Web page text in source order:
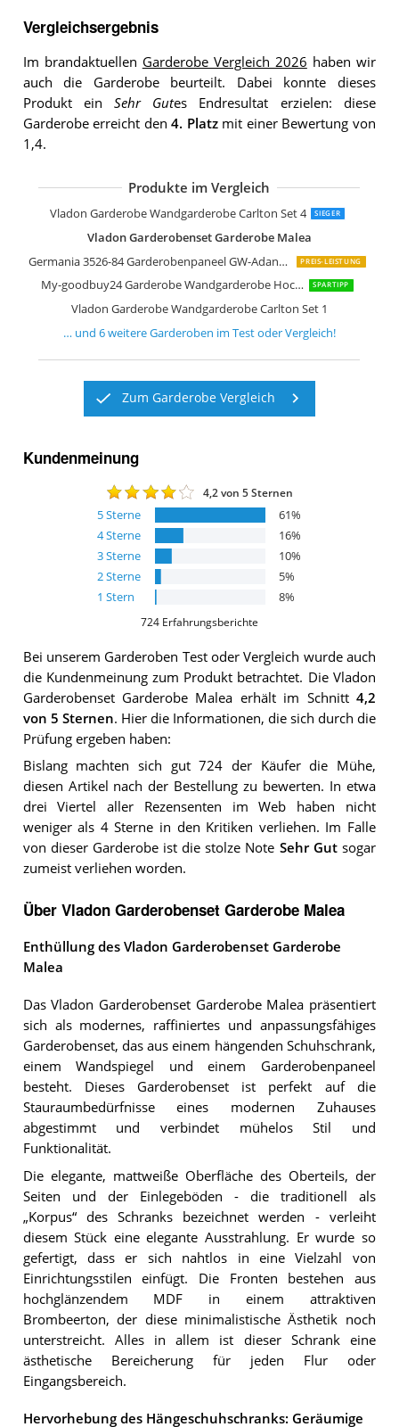
Vergleichsergebnis
Im brandaktuellen Garderobe Vergleich 2026 haben wir
auch die Garderobe beurteilt. Dabei konnte dieses
Produkt einSehr Gutes Endresultat erzielen: diese
Garderobe erreicht den4. Platzmit einer Bewertung von
1,4.
Produkte im Vergleich
Vladon Garderobe Wandgarderobe Carlton Set 4 SIEGER
Vladon Garderobenset Garderobe Malea
Germania 3526-84 Garderobenpaneel GW-Adana in Weiß Hochglanz
PREIS-LEISTUNG
My-goodbuy24 Garderobe Wandgarderobe Hochglanz SPARTIPP
Vladon Garderobe Wandgarderobe Carlton Set 1
Vladon Garderobe Wandgarderobe
Vladon Garderobenset Garderobe
… und 6weitereGarderoben im Test oder Vergleich!
Zum Garderobe Vergleich
Kundenmeinung
4,2 von 5 Sternen
5Sterne 61%
4Sterne 16%
3Sterne 10%
2Sterne 5%
1 Stern 8%
724 Erfahrungsberichte
Bei unserem Garderoben Test oder Vergleich wurde auch
die Kundenmeinung zum Produkt betrachtet. Die Vladon
Garderobenset Garderobe Malea erhält im Schnitt 4,2
von 5 Sternen. Hier die Informationen, die sich durch die
Prüfung ergeben haben:
Bislang machten sich gut 724 der Käufer die Mühe,
diesen Artikel nach der Bestellung zu bewerten. In etwa
drei Viertel aller Rezensenten im Web haben nicht
weniger als 4 Sterne in den Kritiken verliehen. Im Falle
von dieser Garderobe ist die stolze Note Sehr Gutsogar
zumeist verliehen worden.
Über Vladon Garderobenset Garderobe Malea
Enthüllung des Vladon Garderobenset Garderobe
Malea
Das Vladon Garderobenset Garderobe Malea präsentiert
sich als modernes, raffiniertes und anpassungsfähiges
Garderobenset, das aus einem hängenden Schuhschrank,
einem Wandspiegel und einem Garderobenpaneel
besteht. Dieses Garderobenset ist perfekt auf die
Stauraumbedürfnisse eines modernen Zuhauses
abgestimmt und verbindet mühelos Stil und
Funktionalität.
Die elegante, mattweiße Oberfläche des Oberteils, der
Seiten und der Einlegeböden - die traditionell als
„Korpus“ des Schranks bezeichnet werden - verleiht
diesem Stück eine elegante Ausstrahlung. Er wurde so
gefertigt, dass er sich nahtlos in eine Vielzahl von
Einrichtungsstilen einfügt. Die Fronten bestehen aus
hochglänzendem MDF in einem attraktiven
Brombeerton, der diese minimalistische Ästhetik noch
unterstreicht. Alles in allem ist dieser Schrank eine
ästhetische Bereicherung für jeden Flur oder
Eingangsbereich.
Hervorhebung des Hängeschuhschranks: Geräumige